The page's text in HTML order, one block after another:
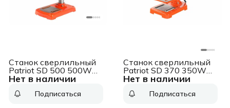
Нет в наличии
Станок сверлильный
Patriot SD 500 500W
(160301380)
Подписаться
Нет в наличии
Станок сверлильный
Patriot SD 370 350W
(160301370)
Подписаться